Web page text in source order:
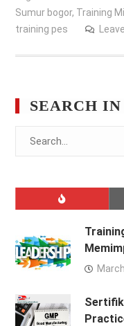
Sumur bogor, Training
training pes
SEARCH